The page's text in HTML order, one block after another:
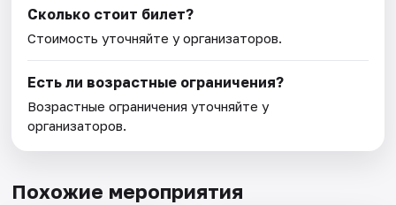
Сколько стоит билет?
Стоимость уточняйте у организаторов.
Есть ли возрастные ограничения?
Возрастные ограничения уточняйте у
организаторов.
Похожие мероприятия